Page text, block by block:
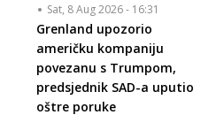
Sat, 8 Aug 2026 - 16:31
Grenland upozorio
američku kompaniju
povezanu s Trumpom,
predsjednik SAD-a uputio
oštre poruke